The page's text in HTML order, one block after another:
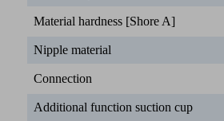
Material hardness [Shore A]
Nipple material
Connection
Additional function suction cup